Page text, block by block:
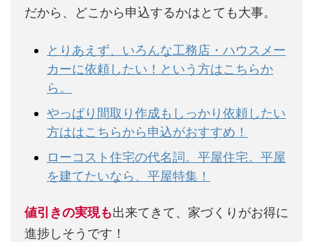
だから、どこから申込するかはとても大事。
とりあえず、いろんな工務店・ハウスメー
カーに依頼したい！という方はこちらか
ら。
やっぱり間取り作成もしっかり依頼したい
方ははこちらから申込がおすすめ！
ローコスト住宅の代名詞。平屋住宅。平屋
を建てたいなら、平屋特集！
値引きの実現も出来てきて、家づくりがお得に
進捗しそうです！